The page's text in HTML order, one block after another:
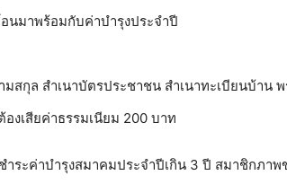
นมาพร้อมกับค่าบำรุงประจำปี
กุล สำเนาบัตรประชาชน สำเนาทะเบียนบ้าน พ
เสียค่าธรรมเนียม 200 บาท
ระค่าบำรุงสมาคมประจำปีเกิน 3 ปี สมาชิกภา